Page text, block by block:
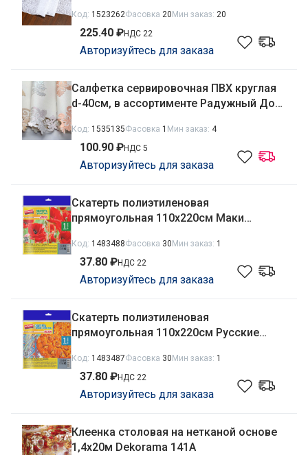
Код: 1523262Фасовка 20 Мин заказ: 20
225.40 ₽НДС 22
Авторизуйтесь для заказа
Салфетка сервировочная ПВХ круглая
d-40см, в ассортименте Радужный Дом
Код: 1535135Фасовка 1 Мин заказ: 4
100.90 ₽НДС 5
Авторизуйтесь для заказа
Скатерть полиэтиленовая
прямоугольная 110х220см Маки
Код: 1483488Фасовка 30 Мин заказ: 1
37.80 ₽НДС 22
Авторизуйтесь для заказа
Скатерть полиэтиленовая
прямоугольная 110х220см Русские
Код: 1483487Фасовка 30 Мин заказ: 1
37.80 ₽НДС 22
Авторизуйтесь для заказа
Клеенка столовая на нетканой основе
1,4х20м Dekorama 141A